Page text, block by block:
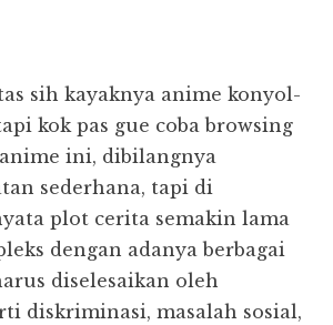
sih kayaknya anime konyol-
kok pas gue coba browsing
ini, dibilangnya
sederhana, tapi di
plot cerita semakin lama
dengan adanya berbagai
diselesaikan oleh
diskriminasi, masalah sosial,